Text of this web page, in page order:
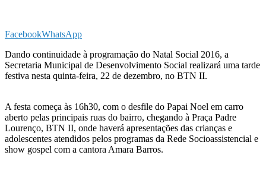
FacebookWhatsApp
Dando continuidade à programação do Natal Social 2016, a
Secretaria Municipal de Desenvolvimento Social realizará uma tarde
festiva nesta quinta-feira, 22 de dezembro, no BTN II.
A festa começa às 16h30, com o desfile do Papai Noel em carro
aberto pelas principais ruas do bairro, chegando à Praça Padre
Lourenço, BTN II, onde haverá apresentações das crianças e
adolescentes atendidos pelos programas da Rede Socioassistencial e
show gospel com a cantora Amara Barros.